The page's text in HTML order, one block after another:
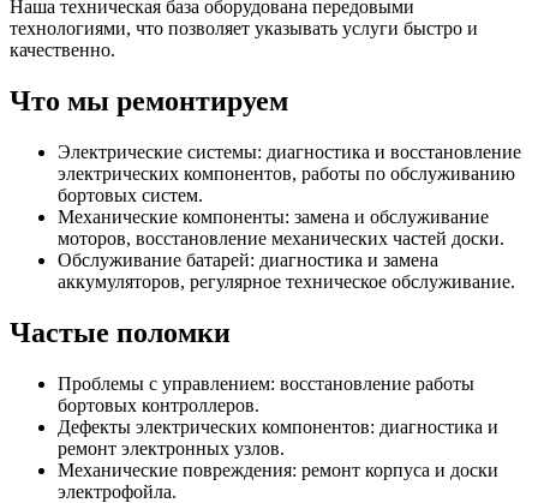
Наша техническая база оборудована передовыми
технологиями, что позволяет указывать услуги быстро и
качественно.
Что мы ремонтируем
Электрические системы: диагностика и восстановление
электрических компонентов, работы по обслуживанию
бортовых систем.
Механические компоненты: замена и обслуживание
моторов, восстановление механических частей доски.
Обслуживание батарей: диагностика и замена
аккумуляторов, регулярное техническое обслуживание.
Частые поломки
Проблемы с управлением: восстановление работы
бортовых контроллеров.
Дефекты электрических компонентов: диагностика и
ремонт электронных узлов.
Механические повреждения: ремонт корпуса и доски
электрофойла.